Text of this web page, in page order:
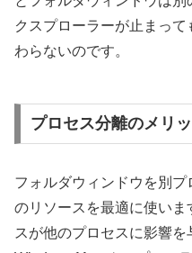
クスプローラーが止まっ
わらないのです。
プロセス分離のメリ
フォルダウィンドウを別
のリソースを最適に使い
スが他のプロセスに影響を